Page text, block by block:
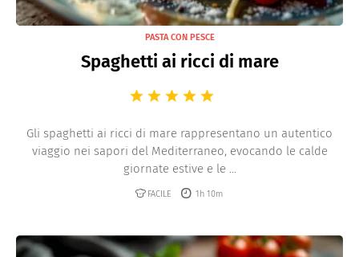
PASTA CON PESCE
Spaghetti ai ricci di mare
Gli spaghetti ai ricci di mare rappresentano un autentico
viaggio nei sapori del Mediterraneo, evocando le calde
giornate estive e le ...
FACILE 1h 10m